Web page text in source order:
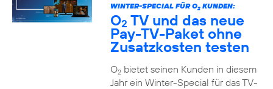
WINTER-SPECIAL FÜR O2KUNDEN:
O2 TV und das neue
Pay-TV-Paket ohne
Zusatzkosten testen
O2bietet seinen Kunden in diesem
Jahr ein Winter-Special für das TV-